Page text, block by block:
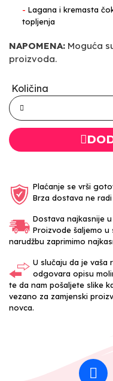
- Lagana i kremasta
topljenja
NAPOMENA: Moguća
proizvoda.
Količina
Plaćanje se vrši
Brza dostava ne
Dostava najkasnije
Proizvode šaljemo u
narudžbu zaprimimo
U slučaju da je vaša
odgovara opisu
te da nam pošaljete slike
vezano za zamjenski
novca.